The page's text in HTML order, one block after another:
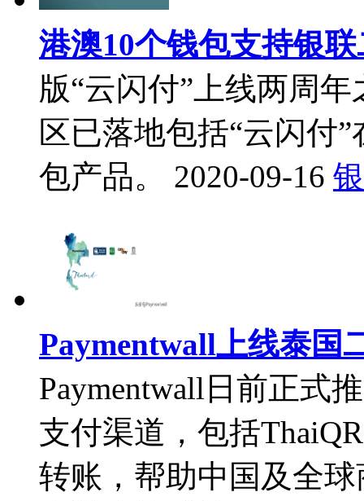
港澳10个钱包支持银
版“云闪付”上线两周
区已落地包括“云闪付
包产品。
2020-09-16
Paymentwall上线泰国
Paymentwall日前正式
支付渠道，包括
转账，帮助中国及全